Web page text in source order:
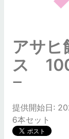
アサ
ス
ー
提供開始日:
6本セット